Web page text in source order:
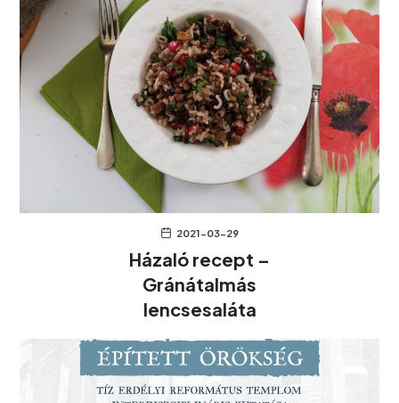
2021-03-29
Házaló recept –
Gránátalmás
lencsesaláta